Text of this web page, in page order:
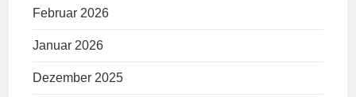
Februar 2026
Januar 2026
Dezember 2025